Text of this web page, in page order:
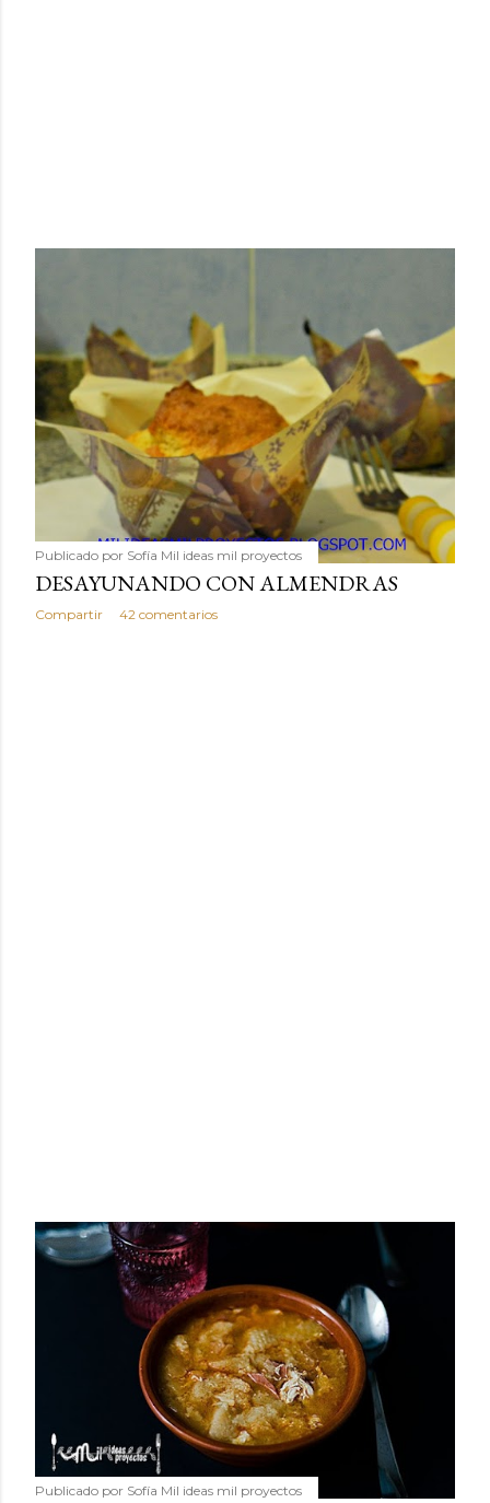
Publicado por Sofía Mil ideas mil proyectos
DESAYUNANDO CON ALMENDRAS
Compartir 42 comentarios
Publicado por Sofía Mil ideas mil proyectos